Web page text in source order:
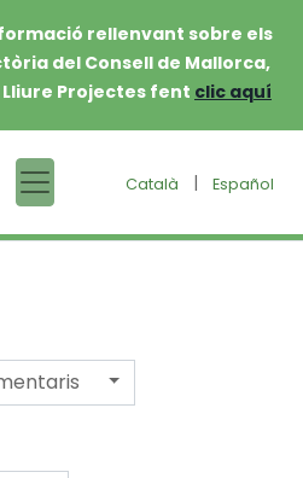
rellenvant sobre els
del Consell de Mallorca,
Projectes fent clic aquí
Català | Español